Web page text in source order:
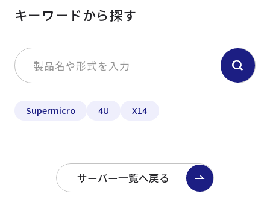
キーワードから探す
Supermicro 4U X14
サーバー一覧へ戻る